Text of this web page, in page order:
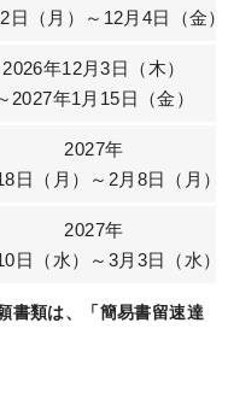
日（月）～12月4日（金）
2026年12月3日（木）
2027年1月15日（金）
2027年
日（月）～2月8日（月）
2027年
日（水）～3月3日（水）
書類は、「簡易書留速達